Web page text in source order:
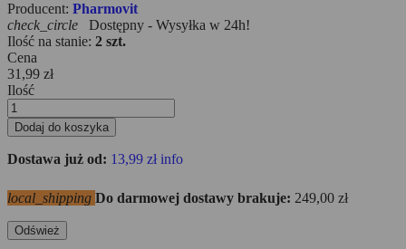
Producent: Pharmovit
check_circle
Dostępny - Wysyłka w 24h!
Ilość na stanie: 2 szt.
Cena
31,99 zł
Ilość
Dodaj do koszyka
Dostawa już od: 13,99 złinfo
local_shipping Do darmowej dostawy brakuje: 249,00 zł